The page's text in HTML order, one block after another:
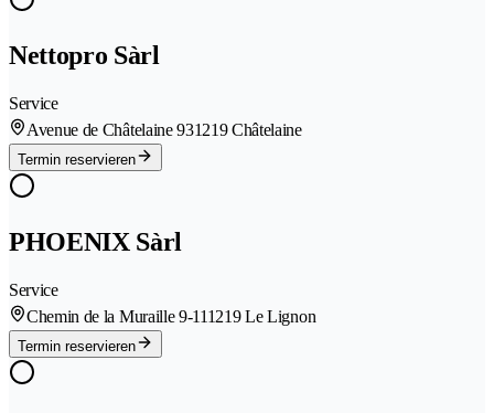
Nettopro Sàrl
Service
Avenue de Châtelaine 931219 Châtelaine
Termin reservieren
PHOENIX Sàrl
Service
Chemin de la Muraille 9-111219 Le Lignon
Termin reservieren